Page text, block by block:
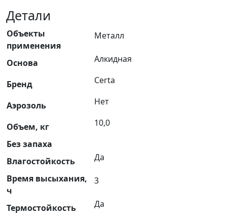
Детали
Объекты
применения
Металл
Основа Алкидная
Бренд Certa
Аэрозоль Нет
Объем, кг
10,0
Без запаха
Влагостойкость
Да
Время высыхания,
ч
3
Термостойкость
Да